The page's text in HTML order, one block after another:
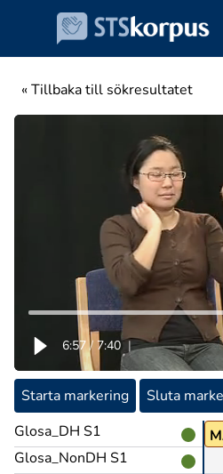
« Tillbaka till sökresultatet
6:57 / 7:40 |
Starta markering Sluta
Glosa_DH S1
Glosa_NonDH S1
komma-